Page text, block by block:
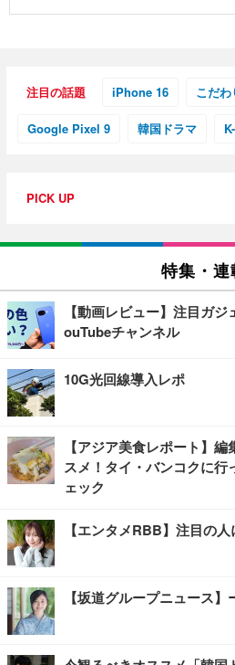
注目の話題 iPhone 16 こだ
Google Pixel 9 韓国ドラマ
PICK UP
特集・連
【動画レビュー】注目ガ
ouTubeチャンネル
10G光回線導入レポ
【アジア美食レポート】
スメ！タイ・バンコクに
ェック
【エンタメRBB】注目の
【坂道グループニュース